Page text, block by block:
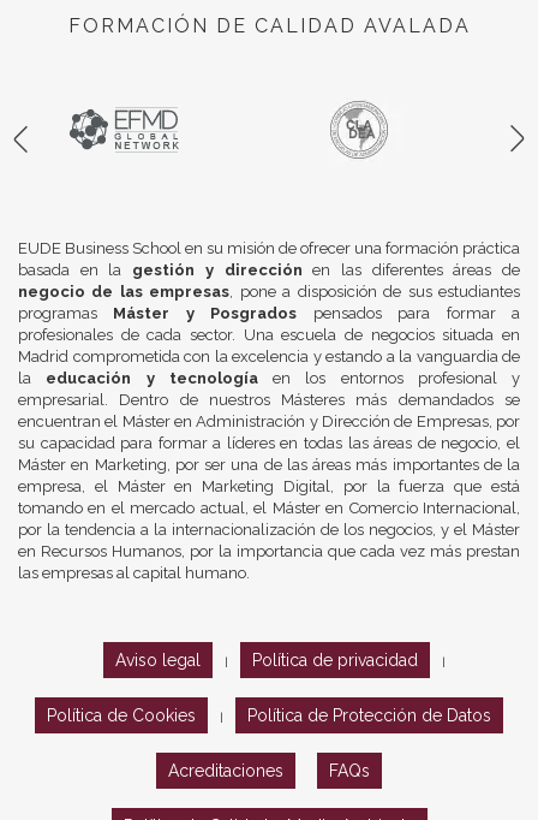
FORMACIÓN DE CALIDAD AVALADA
EUDE Business School en su misión de ofrecer una formación práctica
basada en la gestión y dirección en las diferentes áreas de
negocio de las empresas, pone a disposición de sus estudiantes
programas Máster y Posgrados pensados para formar a
profesionales de cada sector. Una escuela de negocios situada en
Madrid comprometida con la excelencia y estando a la vanguardia de
la educación y tecnologíaen los entornos profesional y
empresarial. Dentro de nuestros Másteres más demandados se
encuentran el Máster en Administración y Dirección de Empresas, por
su capacidad para formar a líderes en todas las áreas de negocio, el
Máster en Marketing, por ser una de las áreas más importantes de la
empresa, el Máster en Marketing Digital, por la fuerza que está
tomando en el mercado actual, el Máster en Comercio Internacional,
por la tendencia a la internacionalización de los negocios, y el Máster
en Recursos Humanos, por la importancia que cada vez más prestan
las empresas al capital humano.
Aviso legal Política de privacidad
Política de Cookies Política de Protección de Datos
Acreditaciones FAQs